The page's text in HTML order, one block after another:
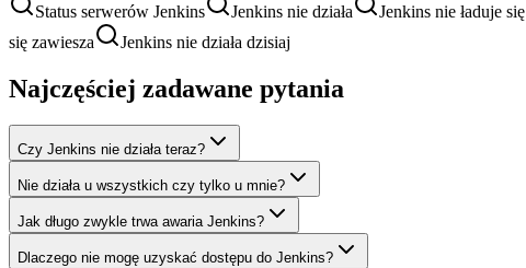
Status serwerów Jenkins Jenkins nie działa Jenkins nie ładuje się
się zawiesza
Jenkins nie działa dzisiaj
Najczęściej zadawane pytania
Czy Jenkins nie działa teraz?
Nie działa u wszystkich czy tylko u mnie?
Jak długo zwykle trwa awaria Jenkins?
Dlaczego nie mogę uzyskać dostępu do Jenkins?